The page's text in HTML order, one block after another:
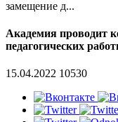
замещение д...
Академия проводит
педагогических
15.04.2022 10530